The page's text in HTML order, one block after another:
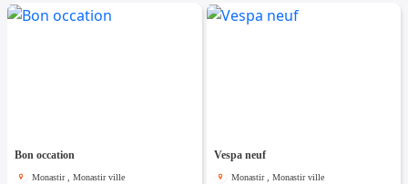
Bon occation
Monastir , Monastir ville
Vespa neuf
Monastir , Monastir ville